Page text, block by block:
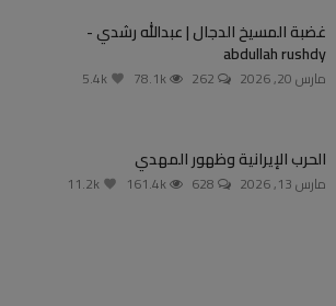
غضبة المسيخ الدجال | عبدالله رشدي -
abdullah rushdy
مارس 20, 2026 262
78.1k
الحرب الإيرانية وظهور المهدي
مارس 13, 2026 628
161.4k